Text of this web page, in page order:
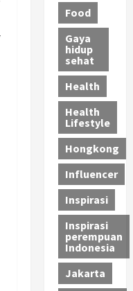
Food
Gaya
hidup
sehat
Health
Health
Lifestyle
Hongkong
Influencer
Inspirasi
Inspirasi
perempuan
Indonesia
Jakarta